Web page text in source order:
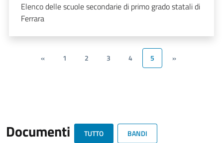
Elenco delle scuole secondarie di primo grado statali di
Ferrara
« 1 2 3 4 5 »
Documenti TUTTO
BANDI